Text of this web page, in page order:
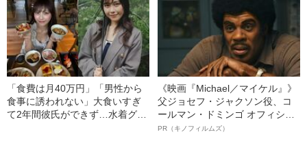
「食費は月40万円」「男性から
食事に誘われない」大食いすぎ
て2年間彼氏ができず…水着グラ
《映画『Michael／マイケル』》
父ジョセフ・ジャクソン役、コ
ールマン・ドミンゴ オフィシャ
ルインタビュー“観客を魅了した
PR（キノフィルムズ）